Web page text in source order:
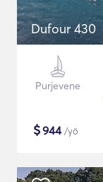
Dufour 430
Purjevene
$944/yö